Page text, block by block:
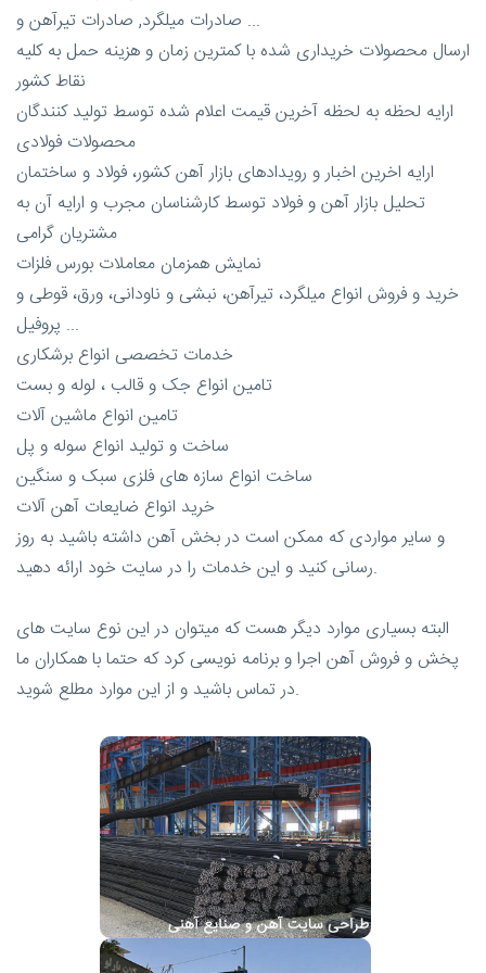
صادرات میلگرد, صادرات تیرآهن و ...
ارسال محصولات خریداری شده با کمترین زمان و هزینه حمل به کلیه
نقاط کشور
ارایه لحظه به لحظه آخرین قیمت اعلام شده توسط تولید کنندگان
محصولات فولادی
ارایه اخرین اخبار و رویدادهای بازار آهن کشور، فولاد و ساختمان
تحلیل بازار آهن و فولاد توسط کارشناسان مجرب و ارایه آن به
مشتریان گرامی
نمایش همزمان معاملات بورس فلزات
خرید و فروش انواع میلگرد، تیرآهن، نبشی و ناودانی، ورق، قوطی و
پروفیل ...
خدمات تخصصی انواع برشکاری
تامین انواع جک و قالب ، لوله و بست
تامین انواع ماشین آلات
ساخت و تولید انواع سوله و پل
ساخت انواع سازه های فلزی سبک و سنگین
خرید انواع ضایعات آهن آلات
و سایر مواردی که ممکن است در بخش آهن داشته باشید به روز
رسانی کنید و این خدمات را در سایت خود ارائه دهید.
البته بسیاری موارد دیگر هست که میتوان در این نوع سایت های
پخش و فروش آهن اجرا و برنامه نویسی کرد که حتما با همکاران ما
در تماس باشید و از این موارد مطلع شوید.